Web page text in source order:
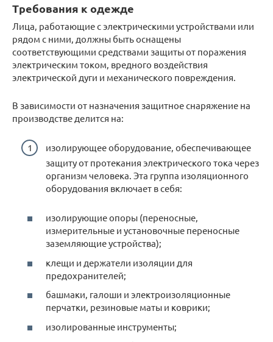
Требования к одежде
Лица, работающие с электрическими устройствами или
рядом с ними, должны быть оснащены
соответствующими средствами защиты от поражения
электрическим током, вредного воздействия
электрической дуги и механического повреждения.
В зависимости от назначения защитное снаряжение на
производстве делится на:
изолирующее оборудование, обеспечивающее
защиту от протекания электрического тока через
организм человека. Эта группа изоляционного
оборудования включает в себя:
изолирующие опоры (переносные,
измерительные и установочные переносные
заземляющие устройства);
клещи и держатели изоляции для
предохранителей;
башмаки, галоши и электроизоляционные
перчатки, резиновые маты и коврики;
изолированные инструменты;